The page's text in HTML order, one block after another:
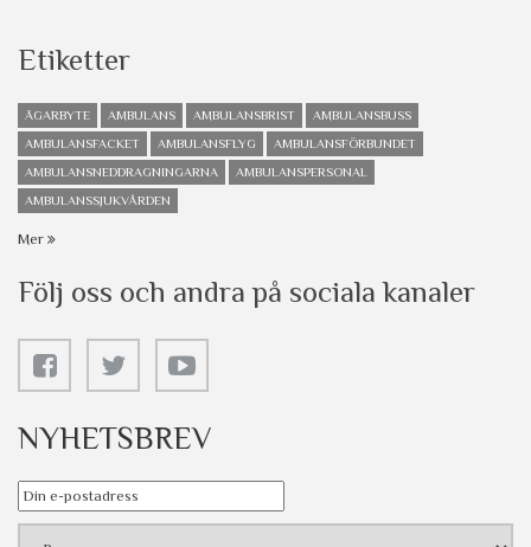
Etiketter
ÄGARBYTE AMBULANS AMBULANSBRIST
AMBULANSBUSS
AMBULANSFACKET
AMBULANSFLYG
AMBULANSFÖRBUNDET
AMBULANSNEDDRAGNINGARNA
AMBULANSPERSONAL
AMBULANSSJUKVÅRDEN
Mer
Följ oss och andra på sociala kanaler
NYHETSBREV